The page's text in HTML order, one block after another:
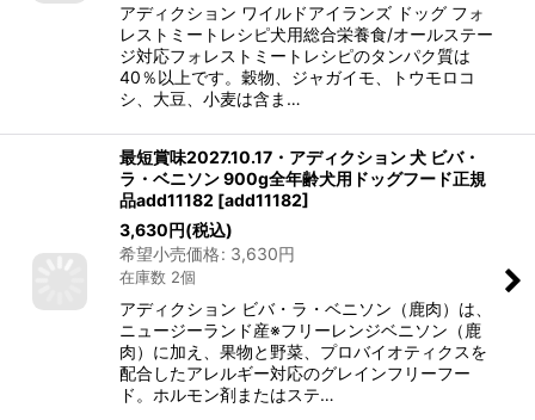
アディクション ワイルドアイランズ ドッグ フォ
レストミートレシピ犬用総合栄養食/オールステー
ジ対応フォレストミートレシピのタンパク質は
40％以上です。穀物、ジャガイモ、トウモロコ
シ、大豆、小麦は含ま…
最短賞味2027.10.17・アディクション 犬 ビバ・
ラ・ベニソン 900g全年齢犬用ドッグフード正規
品add11182 [add11182]
3,630円(税込)
希望小売価格: 3,630円
在庫数 2個
アディクション ビバ・ラ・ベニソン（鹿肉）は、
ニュージーランド産※フリーレンジベニソン（鹿
肉）に加え、果物と野菜、プロバイオティクスを
配合したアレルギー対応のグレインフリーフー
ド。ホルモン剤またはステ…